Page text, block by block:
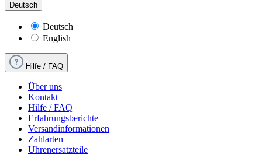
Deutsch
Deutsch
English
Hilfe / FAQ
Über uns
Kontakt
Hilfe / FAQ
Erfahrungsberichte
Versandinformationen
Zahlarten
Uhrenersatzteile